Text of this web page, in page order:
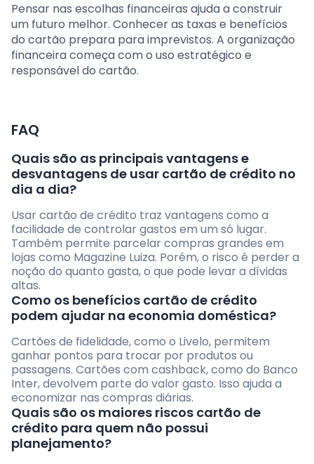
Pensar nas escolhas financeiras ajuda a construir
um futuro melhor. Conhecer as taxas e benefícios
do cartão prepara para imprevistos. A organização
financeira começa com o uso estratégico e
responsável do cartão.
FAQ
Quais são as principais vantagens e
desvantagens de usar cartão de crédito no
dia a dia?
Usar cartão de crédito traz vantagens como a
facilidade de controlar gastos em um só lugar.
Também permite parcelar compras grandes em
lojas como Magazine Luiza. Porém, o risco é perder a
noção do quanto gasta, o que pode levar a dívidas
altas.
Como os benefícios cartão de crédito
podem ajudar na economia doméstica?
Cartões de fidelidade, como o Livelo, permitem
ganhar pontos para trocar por produtos ou
passagens. Cartões com cashback, como do Banco
Inter, devolvem parte do valor gasto. Isso ajuda a
economizar nas compras diárias.
Quais são os maiores riscos cartão de
crédito para quem não possui
planejamento?